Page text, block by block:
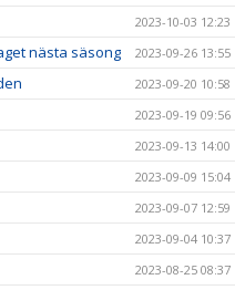
2023-10-03 12:23
nästa säsong 2023-09-26 13:55
2023-09-20 10:58
2023-09-19 09:56
2023-09-13 14:00
2023-09-09 15:04
2023-09-07 12:59
2023-09-04 10:37
2023-08-25 08:37